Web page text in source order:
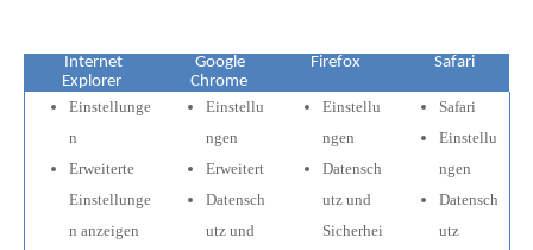
Internet
Explorer
Google
Chrome
Firefox Safari
Einstellunge
n
Erweiterte
Einstellunge
n anzeigen
Einstellu
ngen
Erweitert
Datensch
utz und
Einstellu
ngen
Datensch
utz und
Sicherhei
Safari
Einstellu
ngen
Datensch
utz